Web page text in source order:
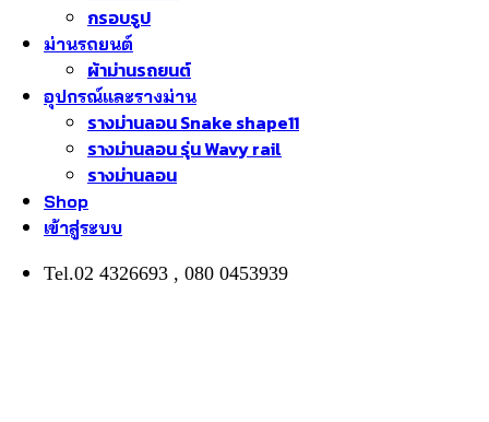
กรอบรูป
ม่านรถยนต์
ผ้าม่านรถยนต์
อุปกรณ์และรางม่าน
รางม่านลอน Snake shape11
รางม่านลอน รุ่น Wavy rail
รางม่านลอน
Shop
เข้าสู่ระบบ
Tel.02 4326693 , 080 0453939